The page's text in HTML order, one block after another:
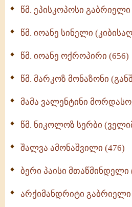
წმ. ეპისკოპოსი გაბრიელი
წმ. იოანე სინელი
წმ. იოანე ოქროპირი (656)
წმ. მარკოზ მონაზონი
მამა ვალენტინი
წმ. ნიკოლოზ სერბი
შალვა ამონაშვილი (476)
ბერი პაისი მთაწმინდელი
არქიმანდრიტი გაბრიელი